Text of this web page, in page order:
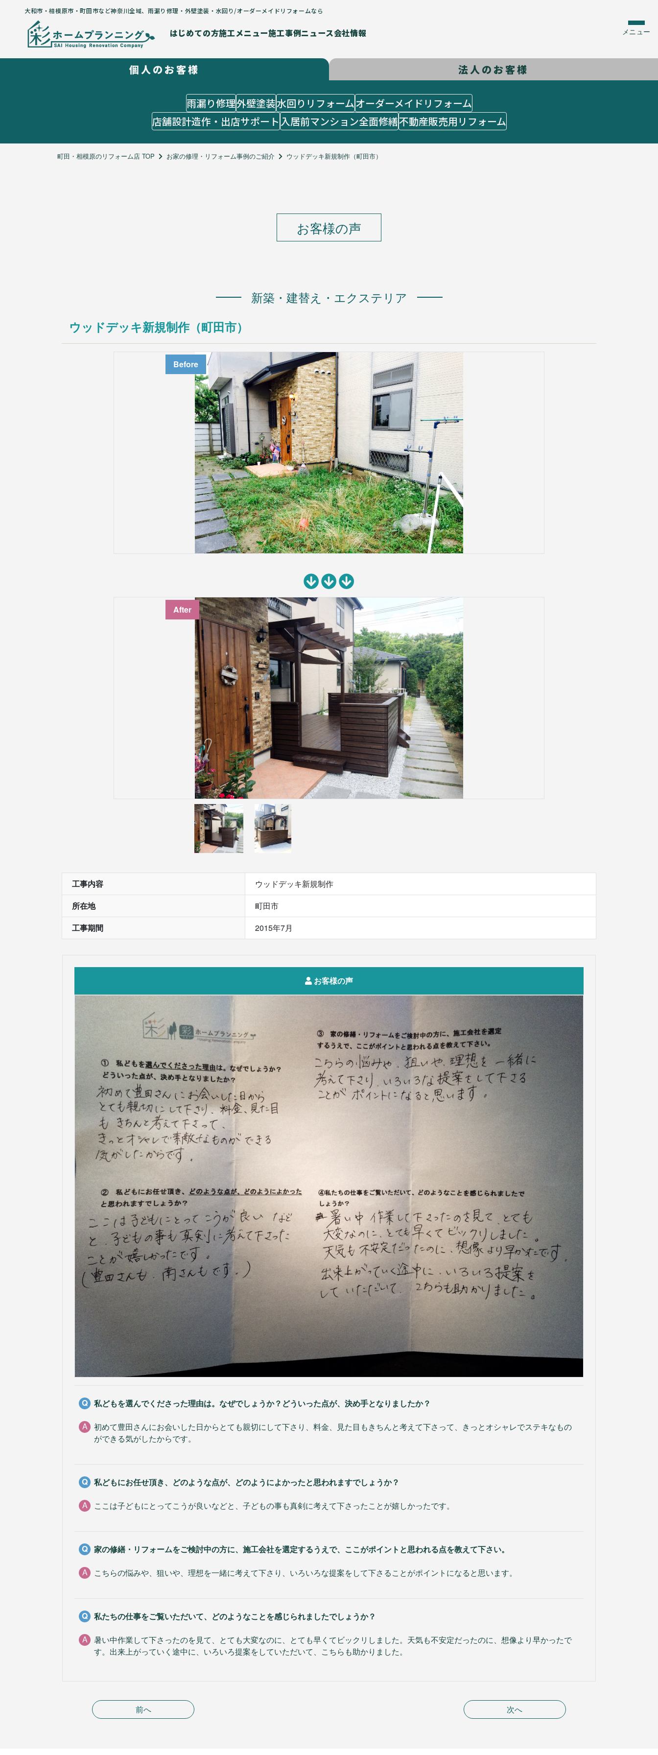
大和市・相模原市・町田市など神奈川全域、雨漏り修理・外壁塗装・水回り/オーダーメイドリフォームなら
はじめての方施工メニュー施工事例ニュース会社情報 メニュー
個人のお客様
個人のお客様 法人のお客様
雨漏り修理外壁塗装水回りリフォームオーダーメイドリフォーム
店舗設計造作・出店サポート 入居前マンション全面修繕不動産販売用リフォーム
町田・相模原のリフォーム店 TOP お家の修理・リフォーム事例のご紹介 ウッドデッキ新規制作（町田市）
お客様の声
新築・建替え・エクステリア
ウッドデッキ新規制作（町田市）
Before
After
工事内容
ウッドデッキ新規制作
所在地
町田市
工事期間
2015年7月
お客様の声
私どもを選んでくださった理由は。なぜでしょうか？どういった点が、決め手となりましたか？
Q
初めて豊田さんにお会いした日からとても親切にして下さり、料金、見た目もきちんと考えて下さって、きっとオシャレでステキなもの
ができる気がしたからです。
A
私どもにお任せ頂き、どのような点が、どのようによかったと思われますでしょうか？
Q
ここは子どもにとってこうが良いなどと、子どもの事も真剣に考えて下さったことが嬉しかったです。
A
家の修繕・リフォームをご検討中の方に、施工会社を選定するうえで、ここがポイントと思われる点を教えて下さい。
Q
こちらの悩みや、狙いや、理想を一緒に考えて下さり、いろいろな提案をして下さることがポイントになると思います。
A
私たちの仕事をご覧いただいて、どのようなことを感じられましたでしょうか？
Q
暑い中作業して下さったのを見て、とても大変なのに、とても早くてビックリしました。天気も不安定だったのに、想像より早かったで
す。出来上がっていく途中に、いろいろ提案をしていただいて、こちらも助かりました。
A
前へ 次へ